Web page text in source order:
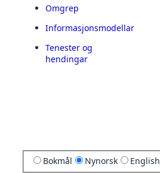
Omgrep
Informasjonsmodellar
Tenester og
hendingar
Bokmål Nynorsk English